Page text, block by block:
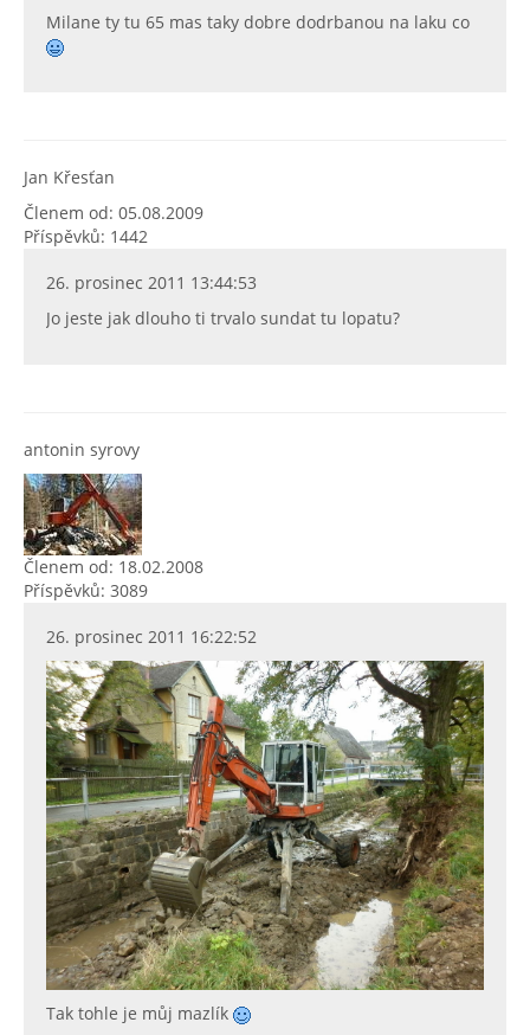
Milane ty tu 65 mas taky dobre dodrbanou na laku co
Jan Křesťan
Členem od: 05.08.2009
Příspěvků: 1442
26. prosinec 2011 13:44:53
Jo jeste jak dlouho ti trvalo sundat tu lopatu?
antonin syrovy
Členem od: 18.02.2008
Příspěvků: 3089
26. prosinec 2011 16:22:52
Tak tohle je můj mazlík